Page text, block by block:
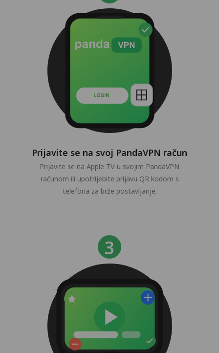
Prijavite se na svoj PandaVPN račun
Prijavite se na Apple TV-u svojim PandaVPN
računom ili upotrijebite prijavu QR kodom s
telefona za brže postavljanje.